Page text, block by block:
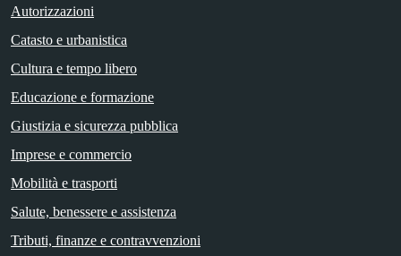
Autorizzazioni
Catasto e urbanistica
Cultura e tempo libero
Educazione e formazione
Giustizia e sicurezza pubblica
Imprese e commercio
Mobilità e trasporti
Salute, benessere e assistenza
Tributi, finanze e contravvenzioni